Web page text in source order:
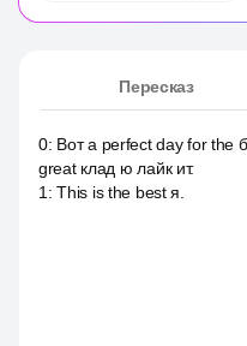
Пересказ
0: Вот a perfect day for the
great клад ю лайк ит.
1 :This is the best я.